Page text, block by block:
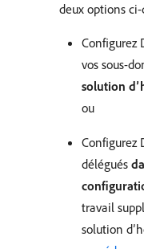
deux options ci-
Configurez
vos sous-
solution
ou
Configurez
délégués
travail
solution